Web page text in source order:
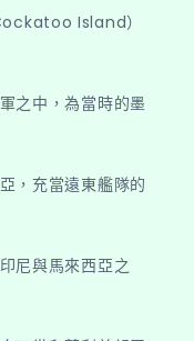
Island）
之中，為當時的墨
，充當遠東艦隊的
尼與馬來西亞之